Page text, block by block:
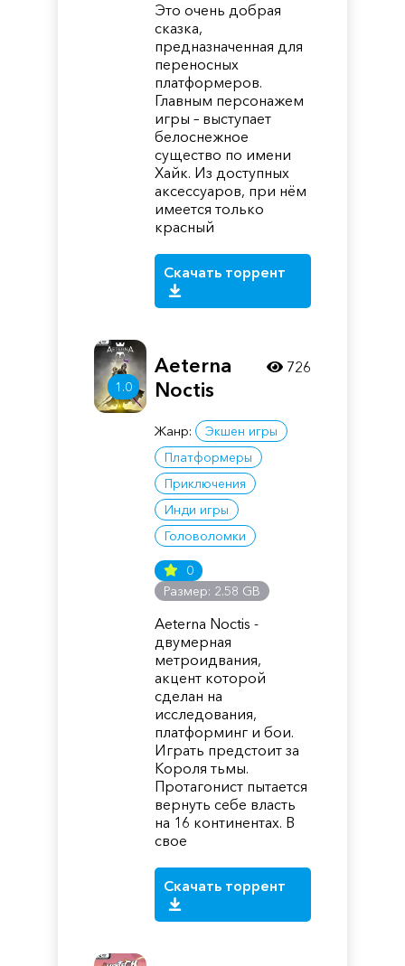
Это очень добрая
сказка,
предназначенная для
переносных
платформеров.
Главным персонажем
игры – выступает
белоснежное
существо по имени
Хайк. Из доступных
аксессуаров, при нём
имеется только
красный
Скачать торрент
1.0
Aeterna
Noctis
Жанр:
Экшен игры
Платформеры
Приключения
Инди игры
Головоломки
0
Размер: 2.58 GB
Aeterna Noctis -
двумерная
метроидвания,
акцент которой
сделан на
исследования,
платформинг и бои.
Играть предстоит за
Короля тьмы.
Протагонист пытается
вернуть себе власть
на 16 континентах. В
свое
Скачать торрент
726